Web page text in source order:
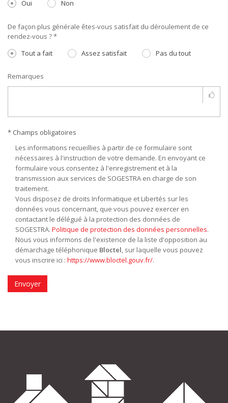
Oui Non
De façon plus générale êtes-vous satisfait du déroulement de ce
rendez-vous ? *
Tout a fait
Assez satisfait Pas du tout
Remarques
* Champs obligatoires
Les informations recueillies à partir de ce formulaire sont
nécessaires à l'instruction de votre demande. En envoyant ce
formulaire vous consentez à l'enregistrement et à la
transmission aux services de SOGESTRA en charge de son
traitement.
Vous disposez de droits Informatique et Libertés sur les
données vous concernant, que vous pouvez exercer en
contactant le délégué à la protection des données de
SOGESTRA. Politique de protection des données personnelles.
Nous vous informons de l'existence de la liste d'opposition au
démarchage téléphonique Bloctel, sur laquelle vous pouvez
vous inscrire ici : https://www.bloctel.gouv.fr/.
Envoyer